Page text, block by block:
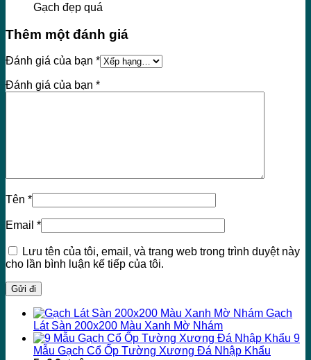
Gạch đẹp quá
Thêm một đánh giá
Đánh giá của bạn *
Đánh giá của bạn *
Tên *
Email *
Lưu tên của tôi, email, và trang web trong trình duyệt này
cho lần bình luận kế tiếp của tôi.
Gạch
Lát Sàn 200x200 Màu Xanh Mờ Nhám
9
Mẫu Gạch Cổ Ốp Tường Xương Đá Nhập Khẩu